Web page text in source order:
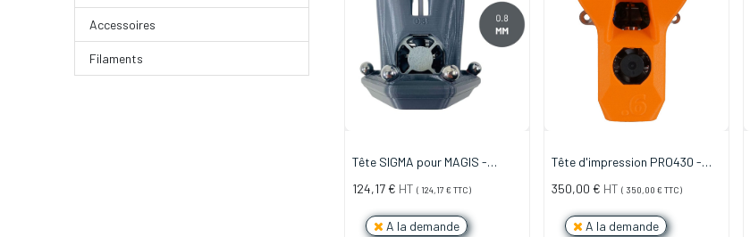
Accessoires
Filaments
Tête SIGMA pour MAGIS -
124,17€ HT ( 124,17 € TTC)
A la demande
Tête d'impression PRO430 -
350,00 € HT ( 350,00 € TTC)
A la demande